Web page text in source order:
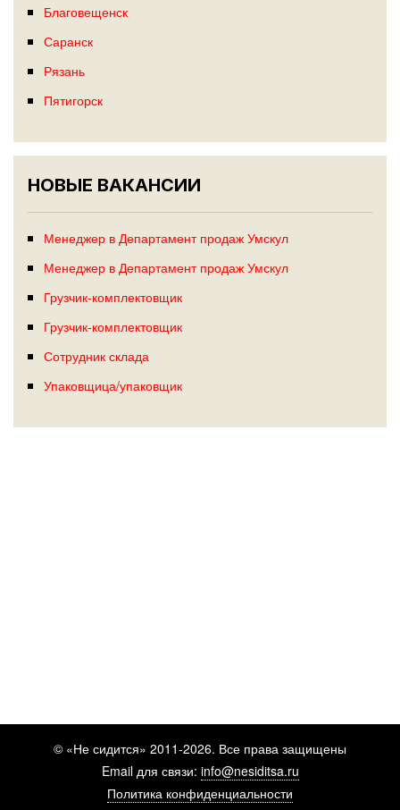
Благовещенск
Саранск
Рязань
Пятигорск
НОВЫЕ ВАКАНСИИ
Менеджер в Департамент продаж Умскул
Менеджер в Департамент продаж Умскул
Грузчик-комплектовщик
Грузчик-комплектовщик
Сотрудник склада
Упаковщица/упаковщик
© «Не сидится» 2011-2026. Все права защищены
Email для связи: info@nesiditsa.ru
Политика конфиденциальности